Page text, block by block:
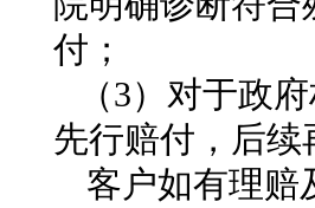
付；
（3）对于政
先行赔付，后
客户如有理赔